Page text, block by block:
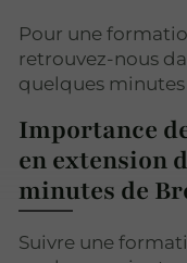
Pour une
retrouvez-nous
quelques
Importance
en extension
minutes de
Suivre une